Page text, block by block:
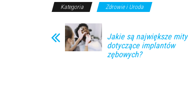
Kategoria Zdrowie i Uroda
Jakie są największe mity
dotyczące implantów
zębowych?